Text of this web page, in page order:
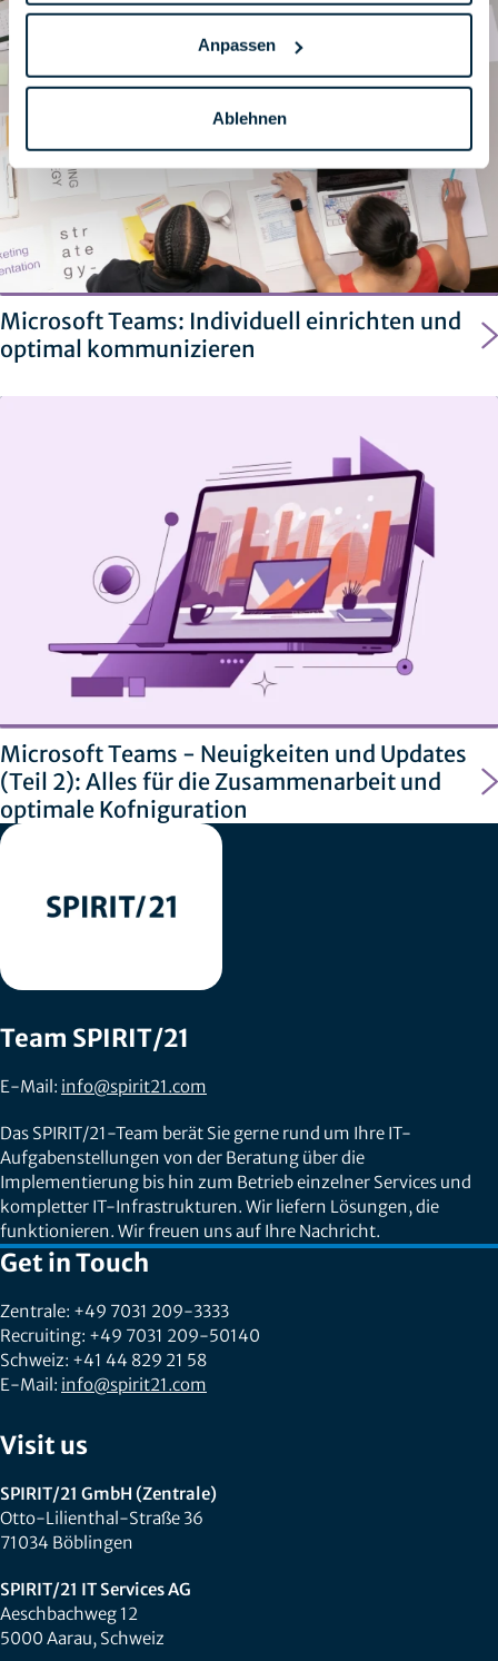
Anpassen
Ablehnen
Microsoft Teams: Individuell einrichten und
optimal kommunizieren
Microsoft Teams - Neuigkeiten und Updates
(Teil 2): Alles für die Zusammenarbeit und
optimale Kofniguration
Team SPIRIT/21
E-Mail: info@spirit21.com
Das SPIRIT/21-Team berät Sie gerne rund um Ihre IT-
Aufgabenstellungen von der Beratung über die
Implementierung bis hin zum Betrieb einzelner Services und
kompletter IT-Infrastrukturen. Wir liefern Lösungen, die
funktionieren. Wir freuen uns auf Ihre Nachricht.
Get in Touch
Zentrale: +49 7031 209-3333
Recruiting: +49 7031 209-50140
Schweiz: +41 44 829 21 58
E-Mail: info@spirit21.com
Visit us
SPIRIT/21 GmbH (Zentrale)
Otto-Lilienthal-Straße 36
71034 Böblingen
SPIRIT/21 IT Services AG
Aeschbachweg 12
5000 Aarau, Schweiz